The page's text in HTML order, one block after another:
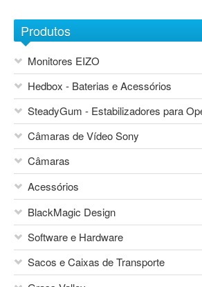
Contactos
Produtos
Monitores EIZO
Hedbox - Baterias e Acessórios
SteadyGum - Estabilizadores para
Câmaras de Vídeo Sony
Câmaras
Blackmagic Design
Sony Network Camera Systems
Sony Foto e Vídeo Consumo
Canon
Sony
Acessórios
Áudio
Mesas de Mistura
Vocas
Flash Canon
BlackMagic Design
Software e Hardware
Sacos e Caixas de Transporte